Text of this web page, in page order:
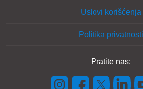
Uslovi korišćenja
Politika privatnosti
Pratite nas: